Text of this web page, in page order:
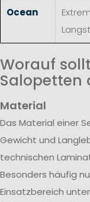
Ocean
Worauf
Salopetten
Material
Das Material einer
Gewicht und
technischen
Besonders häufig
Einsatzbereich